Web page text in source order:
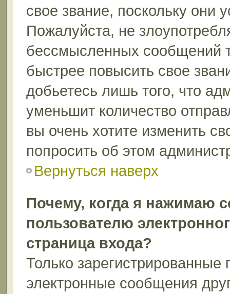
свое звание, поскольку они
Пожалуйста, не
бессмысленных сообщений
быстрее повысить свое
добьетесь лишь того, что
уменьшит количество
вы очень хотите изменить
попросить об этом
Вернуться наверх
Почему, когда я нажимаю
пользователю
страница входа?
Только зарегистрированные
электронные сообщения